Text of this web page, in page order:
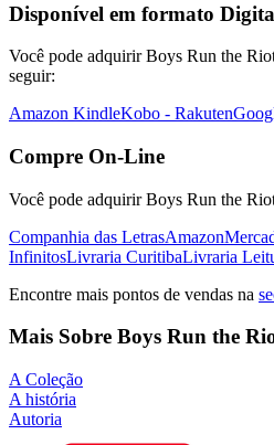
Disponível em formato
Você pode adquirir Boys Run the
seguir:
Amazon KindleKobo - Rakuten
Compre On-Line
Você pode adquirir Boys Run the
Companhia das LetrasAmazon
InfinitosLivraria CuritibaLivraria
Encontre mais pontos de vendas na
Mais Sobre Boys Run the
A Coleção
A história
Autoria